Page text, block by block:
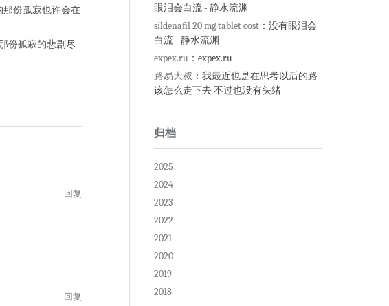
份孤寂也许会在
份孤寂的悲剧尽
回复
回复
眼泪会白流 - 静水流渊
sildenafil 20 mg tablet cost ：没有眼泪会
白流 - 静水流渊
expex.ru ：expex.ru
路易大叔 ：我最近也是在思考以后的路
该怎么走下去 不过也没有头绪
归档
2025
2024
2023
2022
2021
2020
2019
2018